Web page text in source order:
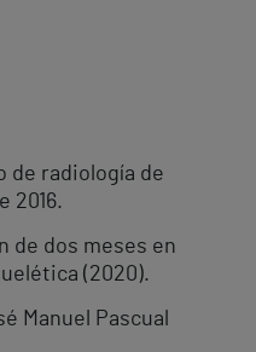
de radiología de
2016.
de dos meses en
(2020).
Manuel Pascual